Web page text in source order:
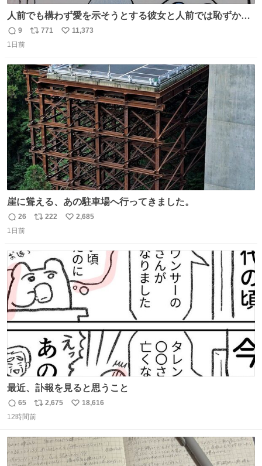
人前でも構わず愛を示そうとする彼女と人前では恥ずかし
いけど彼女を死ぬほど愛している彼氏 同士いませんか✋️
返
信
9
リ
ト
数
771
い
数
11,373
1日前
崖に聳える、あの駐車場へ行ってきました。
返
信
26
リ
数
222
い
2,685
1日前
最近、訃報を見ると思うこと
返
信
65
リ
ポ
ト
数
2,675
い
数
18,616
12時間前